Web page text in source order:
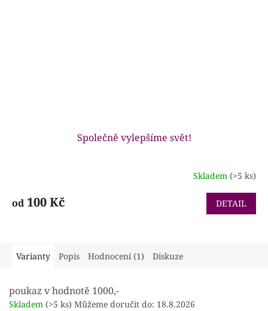
Společně vylepšíme svět!
produktu
hvězdiček.
Skladem(>5 ks)
od100 Kč DETAIL
Varianty Popis Hodnocení (1) Diskuze
poukaz v hodnotě 1000,-
Skladem (>5 ks) Můžeme doručit do: 18.8.2026